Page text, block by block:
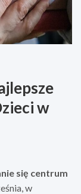
w
się centrum
w